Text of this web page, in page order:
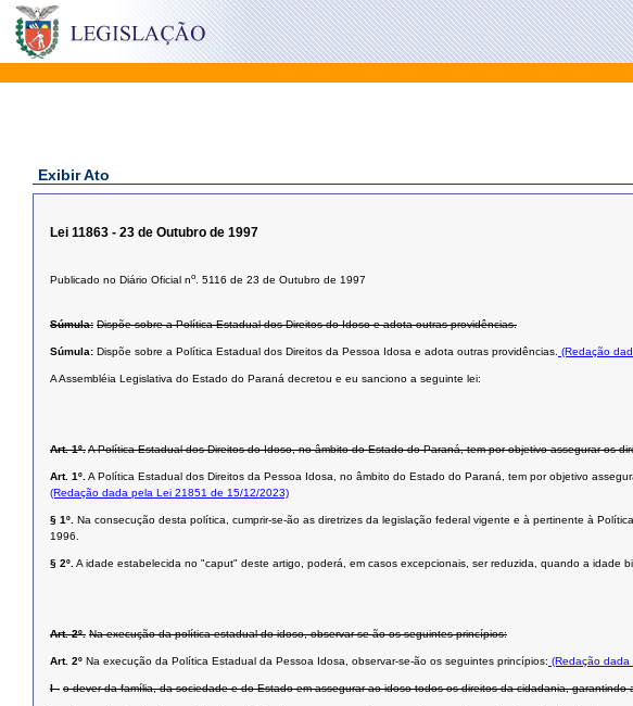
Exibir Ato
Lei 11863 - 23 de Outubro de 1997
Publicado no Diário Oficial no. 5116 de 23 de Outubro de 1997
Súmula: Dispõe sobre a Política Estadual dos Direitos do Idoso e adota outras providências.
Súmula: Dispõe sobre a Política Estadual dos Direitos da Pessoa Idosa e adota outras providências. (Redação
A Assembléia Legislativa do Estado do Paraná decretou e eu sanciono a seguinte lei:
Art. 1º.A Política Estadual dos Direitos do Idoso, no âmbito do Estado do Paraná, tem por objetivo assegurar os
Art. 1º. A Política Estadual dos Direitos da Pessoa Idosa, no âmbito do Estado do Paraná, tem por objetivo
(Redação dada pela Lei 21851 de 15/12/2023)
§ 1º. Na consecução desta política, cumprir-se-ão as diretrizes da legislação federal vigente e à pertinente à
1996.
§ 2º. A idade estabelecida no "caput" deste artigo, poderá, em casos excepcionais, ser reduzida, quando a idade
Art. 2º. Na execução da política estadual do idoso, observar-se-ão os seguintes princípios:
Art. 2º Na execução da Política Estadual da Pessoa Idosa, observar-se-ão os seguintes princípios: (Redação
I - o dever da família, da sociedade e do Estado em assegurar ao idoso todos os direitos da cidadania,